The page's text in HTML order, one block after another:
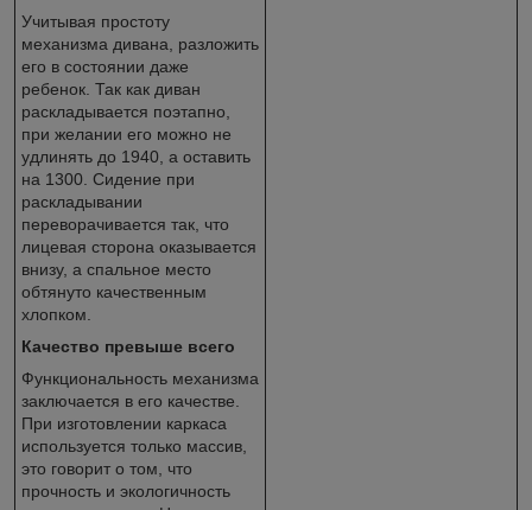
Учитывая простоту
механизма дивана, разложить
его в состоянии даже
ребенок. Так как диван
раскладывается поэтапно,
при желании его можно не
удлинять до 1940, а оставить
на 1300. Сидение при
раскладывании
переворачивается так, что
лицевая сторона оказывается
внизу, а спальное место
обтянуто качественным
хлопком.
Качество превыше всего
Функциональность механизма
заключается в его качестве.
При изготовлении каркаса
используется только массив,
это говорит о том, что
прочность и экологичность